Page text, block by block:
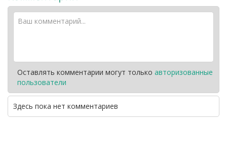
Оставлять комментарии могут только авторизованные
пользователи
Здесь пока нет комментариев